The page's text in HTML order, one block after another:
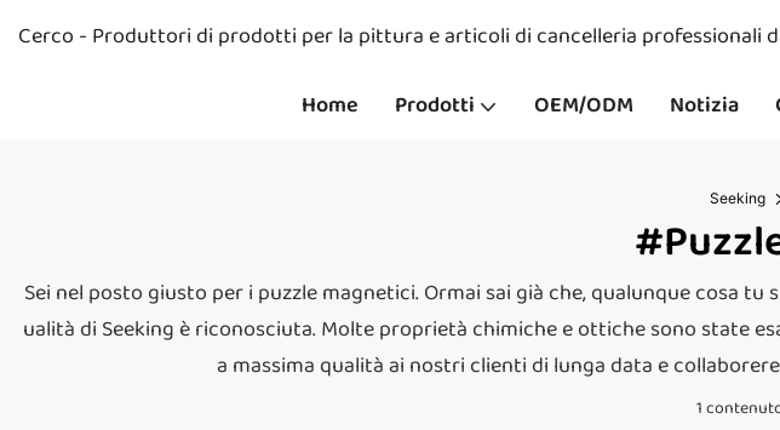
Cerco - Produttori di prodotti per la pittura e articoli di cancelleria professionali
Home Prodotti OEM/ODM Notizia
Seeking
Sei nel posto giusto per i puzzle magnetici. Ormai sai già che, qualunque cosa
ualità di Seeking è riconosciuta. Molte proprietà chimiche e ottiche sono state
a massima qualità ai nostri clienti di lunga data e
1